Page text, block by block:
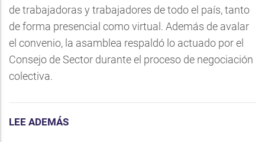
de trabajadoras y trabajadores de todo el país, tanto
de forma presencial como virtual. Además de avalar
el convenio, la asamblea respaldó lo actuado por el
Consejo de Sector durante el proceso de negociación
colectiva.
LEE ADEMÁS